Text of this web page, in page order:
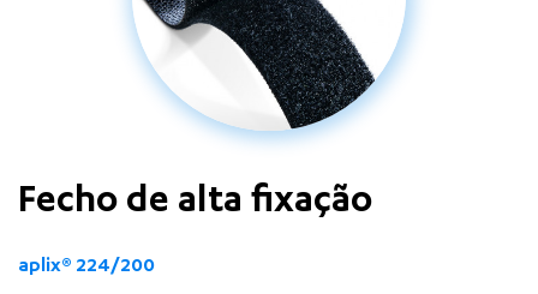
Fecho de alta fixação
aplix® 224/200